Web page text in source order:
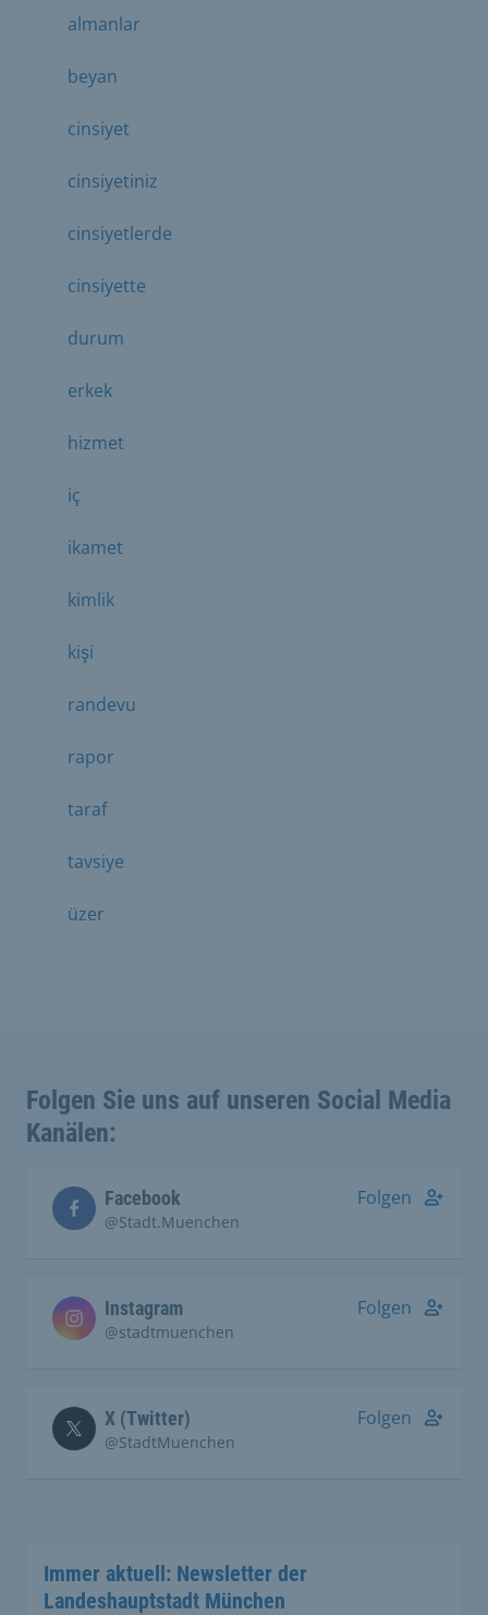
almanlar
beyan
cinsiyet
cinsiyetiniz
cinsiyetlerde
cinsiyette
durum
erkek
hizmet
iç
ikamet
kimlik
kişi
randevu
rapor
taraf
tavsiye
üzer
Folgen Sie uns auf unseren Social Media
Kanälen:
Facebook
@Stadt.Muenchen
Folgen
Instagram
@stadtmuenchen
Folgen
X (Twitter)
@StadtMuenchen
Folgen
Immer aktuell: Newsletter der
Landeshauptstadt München